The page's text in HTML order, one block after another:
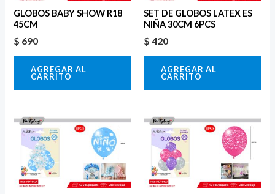
GLOBOS BABY SHOW R18
45CM
$ 690
AGREGAR AL
CARRITO
SET DE GLOBOS LATEX ES
NIÑA 30CM 6PCS
$ 420
AGREGAR AL
CARRITO